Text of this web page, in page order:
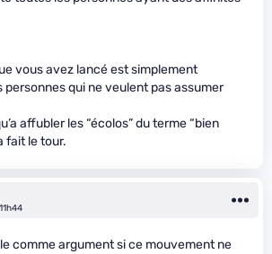
vous avez lancé est simplement
qui ne veulent pas assumer
affubler les “écolos” du terme “bien
fait le tour.
comme argument si ce mouvement ne